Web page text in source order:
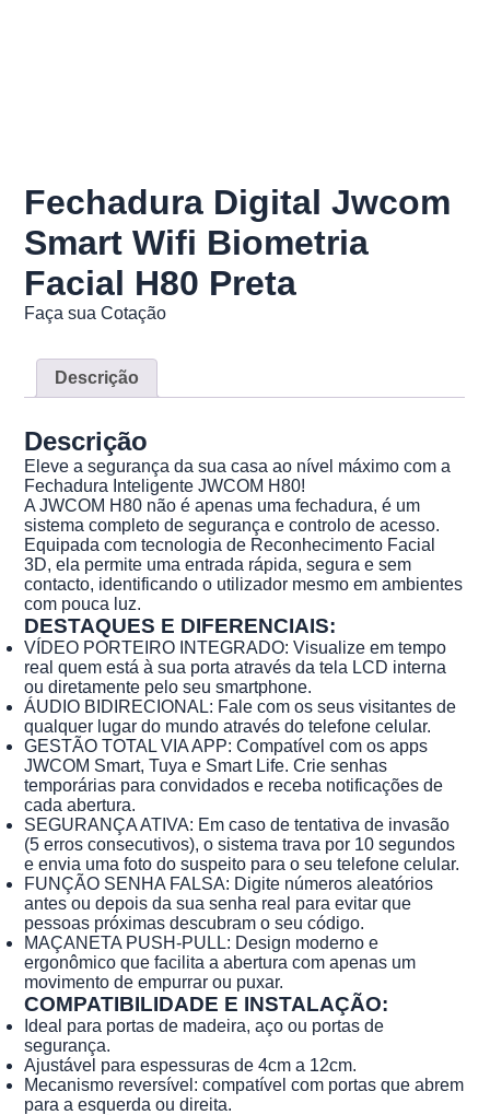
Fechadura Digital Jwcom
Smart Wifi Biometria
Facial H80 Preta
Faça sua Cotação
Descrição
Descrição
Eleve a segurança da sua casa ao nível máximo com a
Fechadura Inteligente JWCOM H80!
A JWCOM H80 não é apenas uma fechadura, é um
sistema completo de segurança e controlo de acesso.
Equipada com tecnologia de Reconhecimento Facial
3D, ela permite uma entrada rápida, segura e sem
contacto, identificando o utilizador mesmo em ambientes
com pouca luz.
DESTAQUES E DIFERENCIAIS:
VÍDEO PORTEIRO INTEGRADO: Visualize em tempo
real quem está à sua porta através da tela LCD interna
ou diretamente pelo seu smartphone.
ÁUDIO BIDIRECIONAL: Fale com os seus visitantes de
qualquer lugar do mundo através do telefone celular.
GESTÃO TOTAL VIA APP: Compatível com os apps
JWCOM Smart, Tuya e Smart Life. Crie senhas
temporárias para convidados e receba notificações de
cada abertura.
SEGURANÇA ATIVA: Em caso de tentativa de invasão
(5 erros consecutivos), o sistema trava por 10 segundos
e envia uma foto do suspeito para o seu telefone celular.
FUNÇÃO SENHA FALSA: Digite números aleatórios
antes ou depois da sua senha real para evitar que
pessoas próximas descubram o seu código.
MAÇANETA PUSH-PULL: Design moderno e
ergonômico que facilita a abertura com apenas um
movimento de empurrar ou puxar.
COMPATIBILIDADE E INSTALAÇÃO:
Ideal para portas de madeira, aço ou portas de
segurança.
Ajustável para espessuras de 4cm a 12cm.
Mecanismo reversível: compatível com portas que abrem
para a esquerda ou direita.